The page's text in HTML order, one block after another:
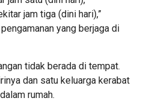
jam tiga (dini hari),”
yang berjaga di
tidak berada di tempat.
dan satu keluarga kerabat
rumah.